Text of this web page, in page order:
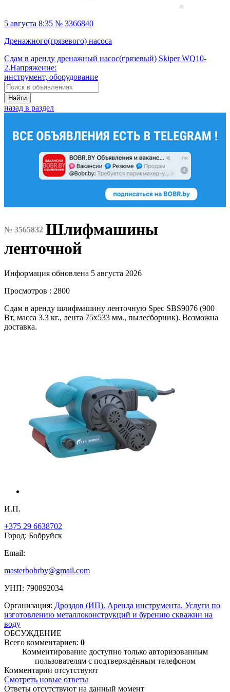
5 августа 8:35 № 3366840
Дренажного(грязевого) насоса
Сдам в аренду дренажный насос(грязевый) Skiper WQ10-
2.Напряжение:
инструмент, оборудование
Найти
назад в раздел
№ 3565832 Шлифмашины
ленточной
Информация обновлена 5 августа 2026
Просмотров : 2800
Сдам в аренду шлифмашину ленточную Spec SBS9076 (900
Вт, масса 3.3 кг., лента 75х533 мм., пылесборник). Возможна
доставка.
И.П.
+375 29 6638702
Город: Бобруйск
Email:
masterbobrby@gmail.com
УНП: 790892034
Организация: Дроздов (ИП). Аренда инструмента. Услуги по
изготовлению металлоконструкций и бурению скважин на
воду
ОБСУЖДЕНИЕ
Всего комментариев: 0
Комментирование доступно только авторизованным
пользователям с подтверждённым телефоном
Комментарии отсутствуют
Смотреть новые ответы
Ответы отсутствуют на данный момент